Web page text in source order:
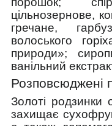
цільнозернове,
гречане,
волоського
природи»;
ванільний
Розповсюджені
Золоті родзинки
захищає